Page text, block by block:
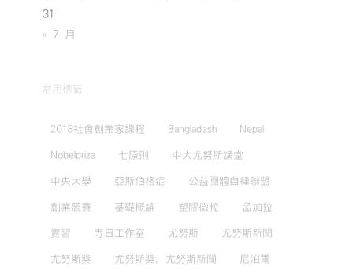
31
« 7 月
常用標籤
2018社會創業家課程 Bangladesh Nepal
Nobelprize 七原則 中大尤努斯講堂
中央大學 亞斯伯格症 公益團體自律聯盟
創業競賽 基礎概論 塑膠微粒 孟加拉
實習 寺日工作室 尤努斯 尤努斯新聞
尤努斯獎 尤努斯獎，尤努斯新聞 尼泊爾